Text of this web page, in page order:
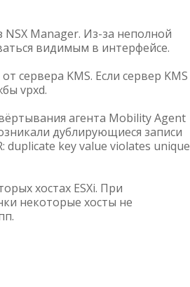
NSX Manager. Из-за неполной
видимым в интерфейсе.
сервера KMS. Если сервер KMS
vpxd.
агента Mobility Agent
дублирующиеся записи
duplicate key value violates unique
хостах ESXi. При
некоторые хосты не